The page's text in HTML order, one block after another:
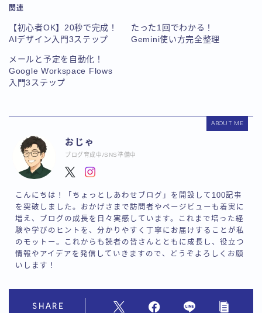
関連
【初心者OK】20秒で完成！
AIデザイン入門3ステップ
たった1回でわかる！
Gemini使い方完全整理
メールと予定を自動化！
Google Workspace Flows
入門3ステップ
ABOUT ME
おじゃ
ブログ育成中/SNS準備中
こんにちは！「ちょっとしあわせブログ」を開設して100記事
を突破しました。おかげさまで訪問者やページビューも着実に
増え、ブログの成長を日々実感しています。これまで培った経
験や学びのヒントを、分かりやすく丁寧にお届けすることが私
のモットー。これからも読者の皆さんとともに成長し、役立つ
情報やアイデアを発信していきますので、どうぞよろしくお願
いします！
SHARE